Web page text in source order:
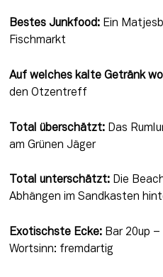
Bestes Junkfood: Ein
Fischmarkt
Auf welches kalte Getränk
den Otzentreff
Total überschätzt: Das
am Grünen Jäger
Total unterschätzt: Die
Abhängen im Sandkasten
Exotischste Ecke: Bar 20up
Wortsinn: fremdartig